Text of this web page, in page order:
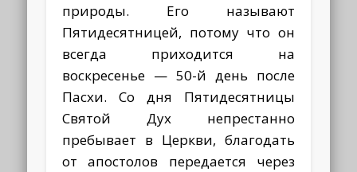
природы. Его называют
Пятидесятницей, потому что он
всегда приходится на
воскресенье — 50-й день после
Пасхи. Со дня Пятидесятницы
Святой Дух непрестанно
пребывает в Церкви, благодать
от апостолов передается через